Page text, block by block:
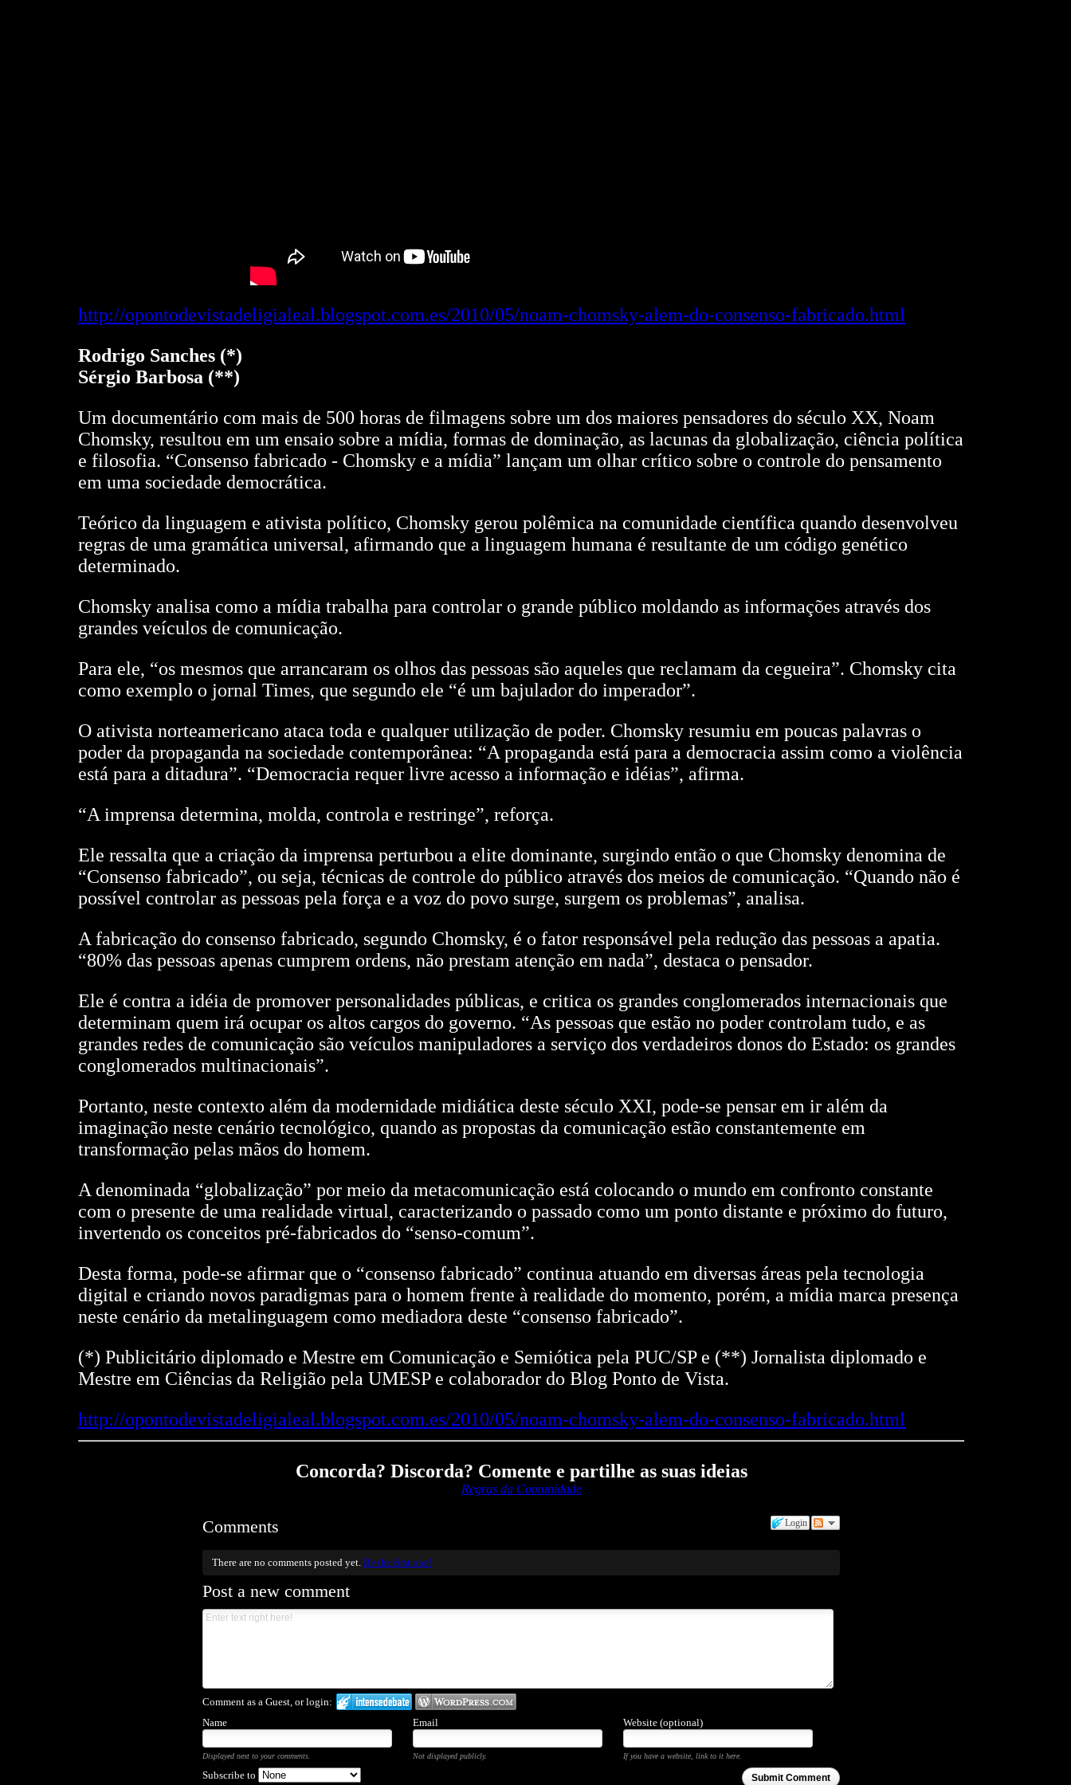
http://opontodevistadeligialeal.blogspot.com.es/2010/05/noam-chomsky-alem-do-consenso-fabricado.html
Rodrigo Sanches (*)
Sérgio Barbosa (**)
Um documentário com mais de 500 horas de filmagens sobre um dos maiores pensadores do século XX, Noam
Chomsky, resultou em um ensaio sobre a mídia, formas de dominação, as lacunas da globalização, ciência política
e filosofia. “Consenso fabricado - Chomsky e a mídia” lançam um olhar crítico sobre o controle do pensamento
em uma sociedade democrática.
Teórico da linguagem e ativista político, Chomsky gerou polêmica na comunidade científica quando desenvolveu
regras de uma gramática universal, afirmando que a linguagem humana é resultante de um código genético
determinado.
Chomsky analisa como a mídia trabalha para controlar o grande público moldando as informações através dos
grandes veículos de comunicação.
Para ele, “os mesmos que arrancaram os olhos das pessoas são aqueles que reclamam da cegueira”. Chomsky cita
como exemplo o jornal Times, que segundo ele “é um bajulador do imperador”.
O ativista norteamericano ataca toda e qualquer utilização de poder. Chomsky resumiu em poucas palavras o
poder da propaganda na sociedade contemporânea: “A propaganda está para a democracia assim como a violência
está para a ditadura”. “Democracia requer livre acesso a informação e idéias”, afirma.
“A imprensa determina, molda, controla e restringe”, reforça.
Ele ressalta que a criação da imprensa perturbou a elite dominante, surgindo então o que Chomsky denomina de
“Consenso fabricado”, ou seja, técnicas de controle do público através dos meios de comunicação. “Quando não é
possível controlar as pessoas pela força e a voz do povo surge, surgem os problemas”, analisa.
A fabricação do consenso fabricado, segundo Chomsky, é o fator responsável pela redução das pessoas a apatia.
“80% das pessoas apenas cumprem ordens, não prestam atenção em nada”, destaca o pensador.
Ele é contra a idéia de promover personalidades públicas, e critica os grandes conglomerados internacionais que
determinam quem irá ocupar os altos cargos do governo. “As pessoas que estão no poder controlam tudo, e as
grandes redes de comunicação são veículos manipuladores a serviço dos verdadeiros donos do Estado: os grandes
conglomerados multinacionais”.
Portanto, neste contexto além da modernidade midiática deste século XXI, pode-se pensar em ir além da
imaginação neste cenário tecnológico, quando as propostas da comunicação estão constantemente em
transformação pelas mãos do homem.
A denominada “globalização” por meio da metacomunicação está colocando o mundo em confronto constante
com o presente de uma realidade virtual, caracterizando o passado como um ponto distante e próximo do futuro,
invertendo os conceitos pré-fabricados do “senso-comum”.
Desta forma, pode-se afirmar que o “consenso fabricado” continua atuando em diversas áreas pela tecnologia
digital e criando novos paradigmas para o homem frente à realidade do momento, porém, a mídia marca presença
neste cenário da metalinguagem como mediadora deste “consenso fabricado”.
(*) Publicitário diplomado e Mestre em Comunicação e Semiótica pela PUC/SP e (**) Jornalista diplomado e
Mestre em Ciências da Religião pela UMESP e colaborador do Blog Ponto de Vista.
http://opontodevistadeligialeal.blogspot.com.es/2010/05/noam-chomsky-alem-do-consenso-fabricado.html
Concorda? Discorda? Comente e partilhe as suas ideias
Regras da Comunidade
Login
Comments
There are no comments posted yet. Be the first one!
Post a new comment
Comment as a Guest, or login:
Name
Email Website (optional)
Displayed next to your comments. Not displayed publicly. If you have a website, link to it here.
Submit Comment
Subscribe to